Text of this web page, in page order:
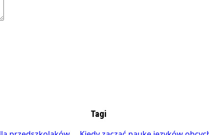
Tagi